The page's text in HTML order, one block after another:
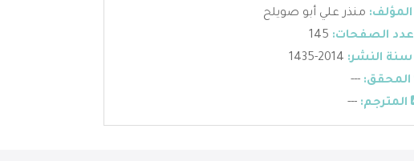
المؤلف: منذر علي أبو صويلح
عدد الصفحات:
سنة النشر:
المحقق: ---
المترجم: ---